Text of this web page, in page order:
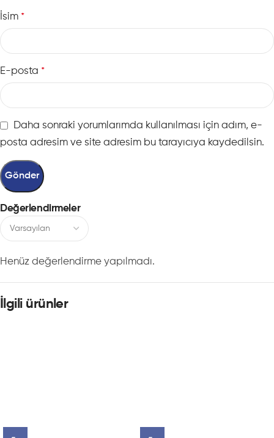
Değerlendirmeler
Henüz değerlendirme yapılmadı.
İsim *
E-posta *
Daha sonraki yorumlarımda kullanılması için adım, e-
posta adresim ve site adresim bu tarayıcıya kaydedilsin.
İlgili ürünler